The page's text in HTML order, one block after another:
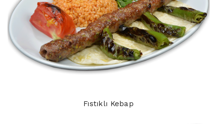
Fıstıklı Kebap